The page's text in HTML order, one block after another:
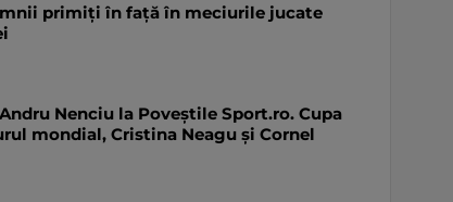
primiți în față în meciurile jucate
Nenciu la Poveștile Sport.ro. Cupa
mondial, Cristina Neagu și Cornel